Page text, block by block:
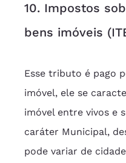
10. Impostos
bens imóveis
Esse tributo é pago
imóvel, ele se
imóvel entre vivos e
caráter Municipal,
pode variar de